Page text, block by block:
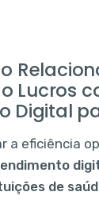
Lucros
Digital
a eficiência
de